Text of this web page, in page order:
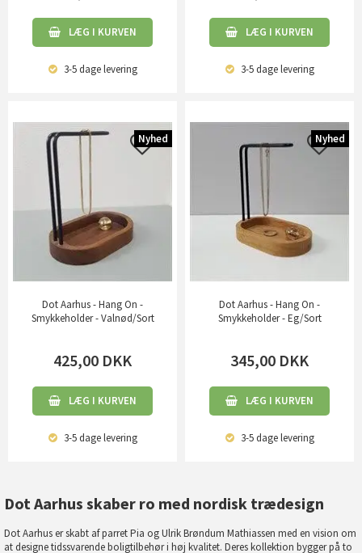
LÆG I KURVEN
3-5 dagelevering
LÆG I KURVEN
3-5 dagelevering
Dot Aarhus - Hang On -
Smykkeholder - Valnød/Sort
425,00 DKK
LÆG I KURVEN
3-5 dagelevering
Nyhed
Dot Aarhus - Hang On -
Smykkeholder - Eg/Sort
345,00 DKK
LÆG I KURVEN
3-5 dagelevering
Nyhed
Dot Aarhus skaber ro med nordisk trædesign
Dot Aarhus er skabt af parret Pia og Ulrik Brøndum Mathiassen med en vision om
at designe tidssvarende boligtilbehør i høj kvalitet. Deres kollektion bygger på to